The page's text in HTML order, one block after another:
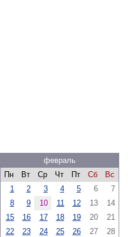
февраль
Пн
Вт Ср Чт Пт Сб
Вс
1
2 3 4 5 6
7
8
9 10 11 12 13
14
15
16 17 18 19 20
21
22
23 24 25 26 27
28